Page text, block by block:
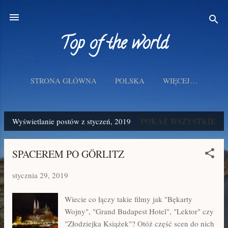
Top of the world
STRONA GŁÓWNA POLSKA WIĘCEJ…
PWyświetlanie postów z styczeń, 2019 POKAŻ WSZYSTKIE
SPACEREM PO GÖRLITZ
stycznia 29, 2019
Wiecie co łączy takie filmy jak "Bękarty
Wojny", "Grand Budapest Hotel", "Lektor" czy
"Złodziejka Książek"? Otóż część scen do nich